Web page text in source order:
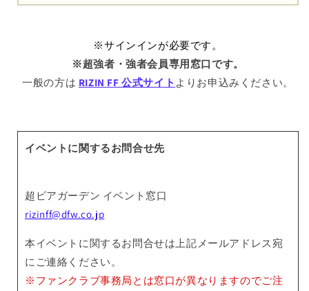
※サインインが必要です。
※超強者・強者会員専用窓口です。
一般の方は RIZIN FF 公式サイト よりお申込みください。
イベントに関するお問合せ先
超ビアガーデン イベント窓口
rizinff@dfw.co.jp
本イベントに関するお問合せは上記メールアドレス宛
にご連絡ください。
※ファンクラブ事務局とは窓口が異なりますのでご注